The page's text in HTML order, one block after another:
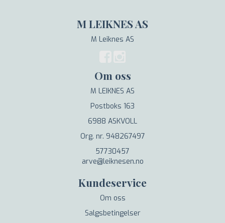
M LEIKNES AS
M Leiknes AS
Om oss
M LEIKNES AS
Postboks 163
6988 ASKVOLL
Org. nr. 948267497
57730457
arve@leiknesen.no
Kundeservice
Om oss
Salgsbetingelser